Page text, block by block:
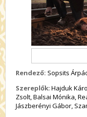
Rendező: Sopsits
Szereplők: Hajduk
Zsolt, Balsai Mónika,
Jászberényi Gábor,